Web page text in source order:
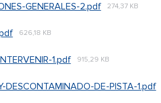
GENERALES-2.pdf 274,37 KB
626,18 KB
1.pdf 915,29 KB
DESCONTAMINADO-DE-PISTA-1.pdf